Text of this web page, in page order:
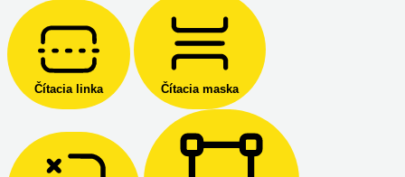
Čítacia linka Čítacia maska